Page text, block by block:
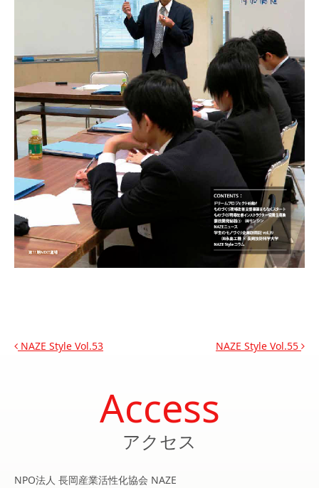
投稿ナビゲーション
NAZE Style Vol.53 NAZE Style Vol.55
Access
アクセス
NPO法人 長岡産業活性化協会 NAZE